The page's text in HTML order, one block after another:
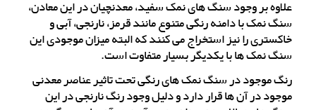
علاوه بر وجود سنگ های نمک سفید، معدنچیان در این معادن،
سنگ نمک با دامنه رنگی متنوع مانند قرمز، نارنجی، آبی و
خاکستری را نیز استخراج می کنند که البته میزان موجودی این
سنگ نمک ها با یکدیگر بسیار متفاوت است.
رنگ موجود در سنگ نمک های رنگی تحت تاثیر عناصر معدنی
موجود در آن ها قرار دارد و دلیل وجود رنگ نارنجی در این